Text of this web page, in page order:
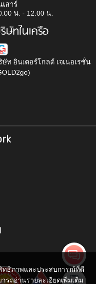
เสาร์
น. - 12.00 น.
ษัทในเครือ
ษัท อินเตอร์โกลด์ เจเนอเรชั่น
ทธิภาพและประสบการณ์ที่ดี
ถอ่านรายละเอียดเพิ่มเติม